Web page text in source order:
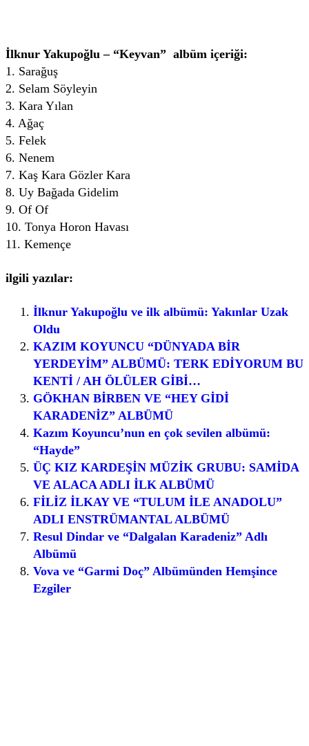
İlknur Yakupoğlu – “Keyvan” albüm içeriği:
1. Sarağuş
2. Selam Söyleyin
3. Kara Yılan
4. Ağaç
5. Felek
6. Nenem
7. Kaş Kara Gözler Kara
8. Uy Bağada Gidelim
9. Of Of
10. Tonya Horon Havası
11. Kemençe
ilgili yazılar:
İlknur Yakupoğlu ve ilk albümü: Yakınlar Uzak
Oldu
KAZIM KOYUNCU “DÜNYADA BİR
YERDEYİM” ALBÜMÜ: TERK EDİYORUM BU
KENTİ / AH ÖLÜLER GİBİ…
GÖKHAN BİRBEN VE “HEY GİDİ
KARADENİZ” ALBÜMÜ
Kazım Koyuncu’nun en çok sevilen albümü:
“Hayde”
ÜÇ KIZ KARDEŞİN MÜZİK GRUBU: SAMİDA
VE ALACA ADLI İLK ALBÜMÜ
FİLİZ İLKAY VE “TULUM İLE ANADOLU”
ADLI ENSTRÜMANTAL ALBÜMÜ
Resul Dindar ve “Dalgalan Karadeniz” Adlı
Albümü
Vova ve “Garmi Doç” Albümünden Hemşince
Ezgiler